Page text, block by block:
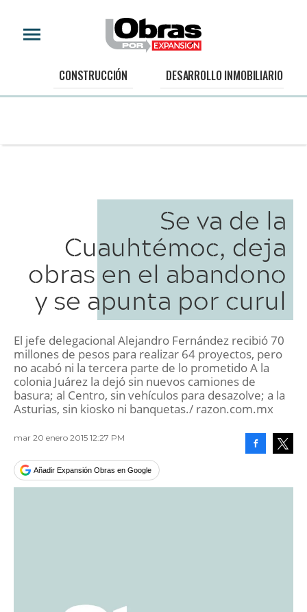
CONSTRUCCIÓN DESARROLLO INMOBILIARIO
Se va de la
Cuauhtémoc, deja
obras en el abandono
y se apunta por curul
El jefe delegacional Alejandro Fernández recibió 70
millones de pesos para realizar 64 proyectos, pero
no acabó ni la tercera parte de lo prometido A la
colonia Juárez la dejó sin nuevos camiones de
basura; al Centro, sin vehículos para desazolve; a la
Asturias, sin kiosko ni banquetas./ razon.com.mx
mar 20 enero 2015 12:27 PM
Añadir Expansión Obras en Google